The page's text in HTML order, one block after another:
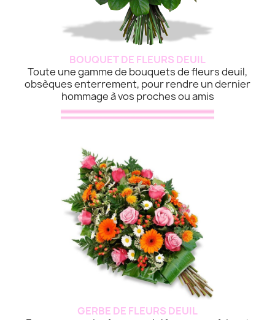
BOUQUET DE FLEURS DEUIL
Toute une gamme de bouquets de fleurs deuil,
obsèques enterrement, pour rendre un dernier
hommage à vos proches ou amis
GERBE DE FLEURS DEUIL